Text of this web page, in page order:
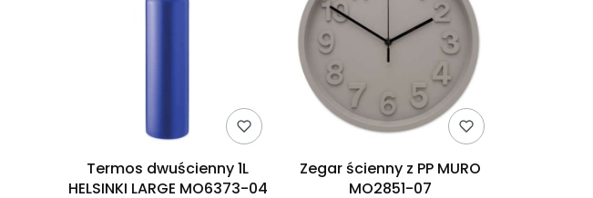
Termos dwuścienny 1L
HELSINKI LARGE MO6373-04
Zegar ścienny z PP MURO
MO2851-07